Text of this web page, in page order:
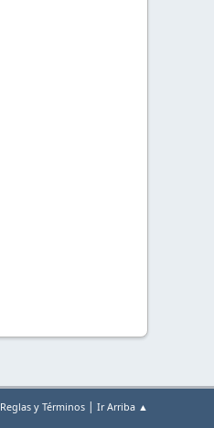
Reglas y Términos | Ir Arriba ▲